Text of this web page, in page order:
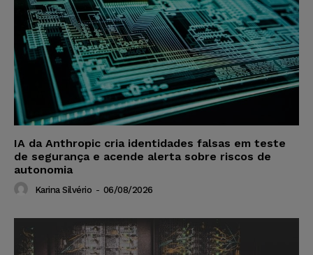
IA da Anthropic cria identidades falsas em teste
de segurança e acende alerta sobre riscos de
autonomia
Karina Silvério - 06/08/2026